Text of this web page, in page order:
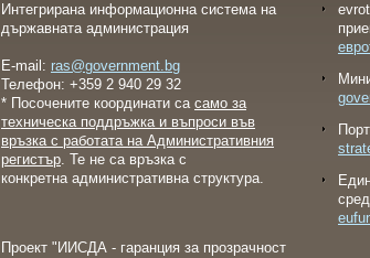
Интегрирана информационна система на
държавната администрация
E-mail: ras@government.bg
Телефон: +359 2 940 29 32
* Посочените координати са само за
техническа поддръжка и въпроси във
връзка с работата на Административния
регистър. Те не са връзка с
конкретна административна структура.
Проект "ИИСДА - гаранция за прозрачност